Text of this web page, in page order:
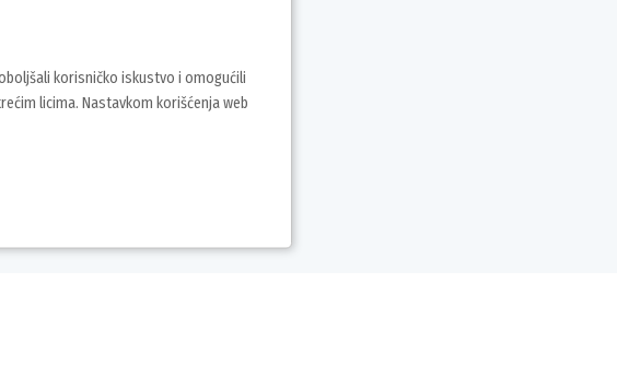
korisničko iskustvo i omogućili
licima. Nastavkom korišćenja web